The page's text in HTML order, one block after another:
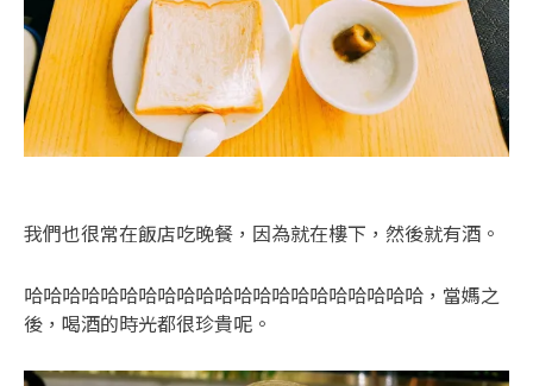
我們也很常在飯店吃晚餐，因為就在樓下，然後就有酒。
哈哈哈哈哈哈哈哈哈哈哈哈哈哈哈哈哈哈哈哈哈，當媽之
後，喝酒的時光都很珍貴呢。